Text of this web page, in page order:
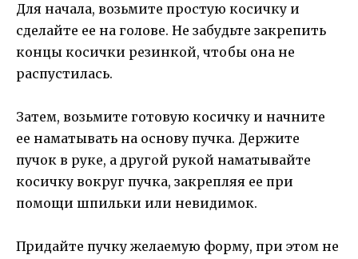
Для начала, возьмите простую косичку и
сделайте ее на голове. Не забудьте закрепить
концы косички резинкой, чтобы она не
распустилась.
Затем, возьмите готовую косичку и начните
ее наматывать на основу пучка. Держите
пучок в руке, а другой рукой наматывайте
косичку вокруг пучка, закрепляя ее при
помощи шпильки или невидимок.
Придайте пучку желаемую форму, при этом не